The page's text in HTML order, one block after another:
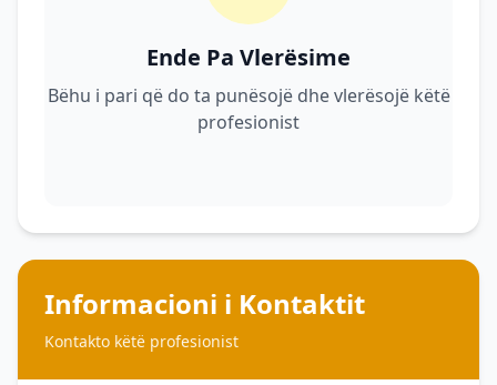
Ende Pa Vlerësime
Bëhu i pari që do ta punësojë dhe vlerësojë këtë
profesionist
Informacioni i Kontaktit
Kontakto këtë profesionist